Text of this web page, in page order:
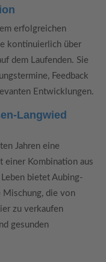
erfolgreichen
kontinuierlich über
dem Laufenden. Sie
Feedback
Entwicklungen.
Langwied
Jahren eine
einer Kombination aus
bietet Aubing-
Mischung, die von
zu verkaufen
gesunden